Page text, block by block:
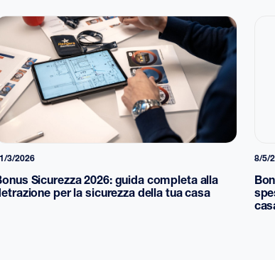
3/2026
Sicurezza 2026: guida completa alla
per la sicurezza della tua casa
8/5/